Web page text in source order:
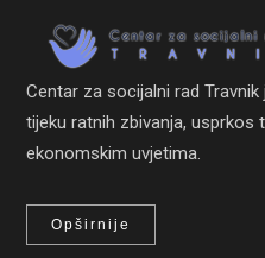
Centar za socijalni rad
tijeku ratnih zbivanja, usprkos
ekonomskim uvjetima.
Opširnije